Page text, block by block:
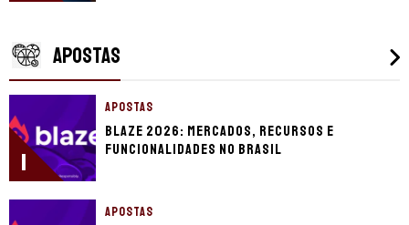
APOSTAS
1
APOSTAS
Blaze 2026: mercados, recursos e
funcionalidades no Brasil
APOSTAS